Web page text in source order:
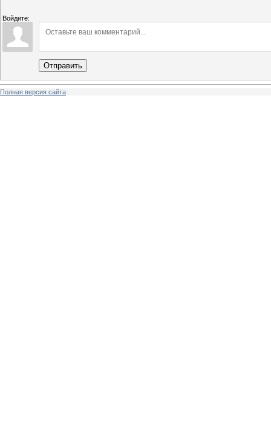
Войдите:
Отправить
Полная версия сайта